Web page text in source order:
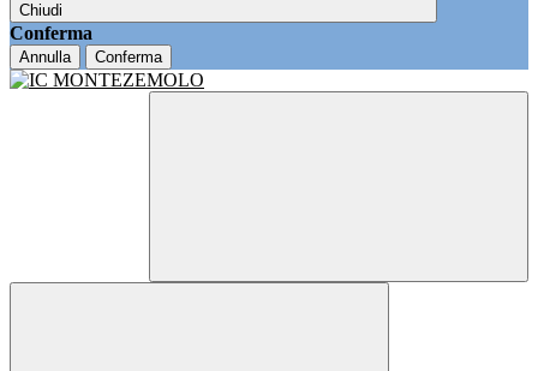
Chiudi
Conferma
Annulla Conferma